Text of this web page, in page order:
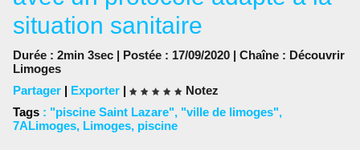
situation sanitaire
Durée : 2min 3sec | Postée : 17/09/2020 | Chaîne : Découvrir
Limoges
Partager | Exporter |
Notez
Tags : "piscine Saint Lazare", "ville de limoges",
7ALimoges, Limoges, piscine